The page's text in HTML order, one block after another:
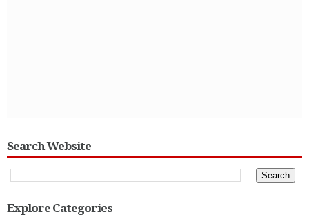
Search Website
Explore Categories